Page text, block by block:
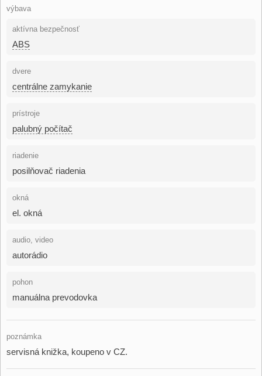
výbava
aktívna bezpečnosť
ABS
dvere
centrálne zamykanie
prístroje
palubný počítač
riadenie
posilňovač riadenia
okná
el. okná
audio, video
autorádio
pohon
manuálna prevodovka
poznámka
servisná knižka,​ koupeno v CZ.